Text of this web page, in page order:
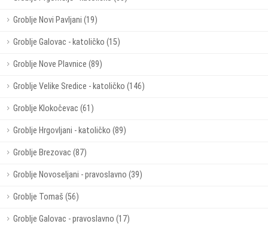
Groblje Novi Pavljani (19)
Groblje Galovac - katoličko (15)
Groblje Nove Plavnice (89)
Groblje Velike Sredice - katoličko (146)
Groblje Klokočevac (61)
Groblje Hrgovljani - katoličko (89)
Groblje Brezovac (87)
Groblje Novoseljani - pravoslavno (39)
Groblje Tomaš (56)
Groblje Galovac - pravoslavno (17)